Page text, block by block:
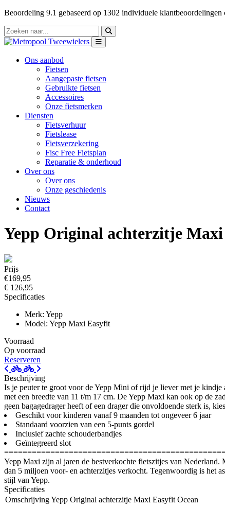
Beoordeling 9.1 gebaseerd op 1302 individuele klantbeoordelingen
Ons aanbod
Fietsen
Aangepaste fietsen
Gebruikte fietsen
Accessoires
Onze fietsmerken
Diensten
Fietsverhuur
Fietslease
Fietsverzekering
Fisc Free Fietsplan
Reparatie & onderhoud
Over ons
Over ons
Onze geschiedenis
Nieuws
Contact
Yepp Original achterzitje
Prijs
€169,95
€ 126,95
Specificaties
Merk: Yepp
Model: Yepp Maxi Easyfit
Voorraad
Op voorraad
Reserveren
Beschrijving
Is je peuter te groot voor de Yepp Mini of rijd je liever met je
met een breedte van 11 t/m 17 cm. De Yepp Maxi kan ook op de
geen bagagedrager heeft of een drager die onvoldoende sterk is,
Geschikt voor kinderen vanaf 9 maanden tot ongeveer 6 jaar
Standaard voorzien van een 5-punts gordel
Inclusief zachte schouderbandjes
Geïntegreerd slot
Yepp Maxi zijn al jaren de bestverkochte fietszitjes van
dan 5 miljoen voor- en achterzitjes verkocht. Tegenwoordig is het
stijl van Yepp.
Specificaties
OmschrijvingYepp Original achterzitje Maxi Easyfit Ocean